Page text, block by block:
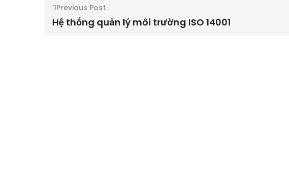
Previous Post
Hệ thống quản lý môi trường ISO 14001